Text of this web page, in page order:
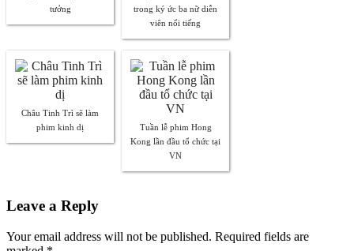
tưởng
trong ký ức ba nữ diễn
viên nổi tiếng
Châu Tinh Trì sẽ làm
phim kinh dị
Tuần lễ phim Hong
Kong lần đầu tổ chức tại
VN
Leave a Reply
Your email address will not be published. Required fields are